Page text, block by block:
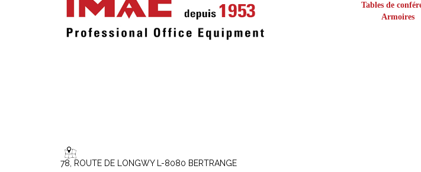
78, ROUTE DE LONGWY L-8080 BERTRANGE
Tables de
Armoires